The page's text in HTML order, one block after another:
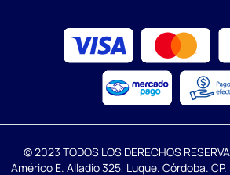
© 2023 TODOS LOS DERECHOS
Américo E. Alladio 325, Luque. Córdoba.